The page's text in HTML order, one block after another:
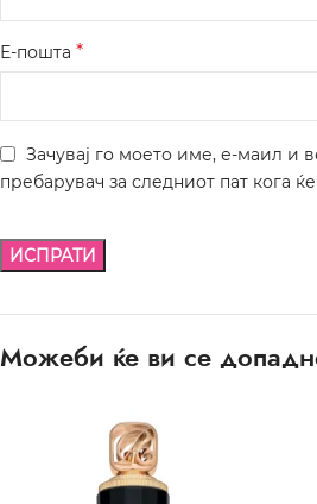
Е-пошта *
Зачувај го моето име, е-маил и
пребарувач за следниот пат кога
Можеби ќе ви се